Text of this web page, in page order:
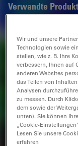
Verwandte
STELLARIS
Der Kontrast ist
STELLARIS
Wir und unsere
Technologien sowie
stellen, wie z. B. Ihre
verbessern, Ihnen auf
anderen Websites
das Teilen von
Analysen
zu messen. Durch
dem sowie der
unten). Sie können
„Cookie-
Lesen Sie unsere
erfahren